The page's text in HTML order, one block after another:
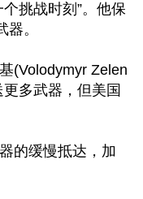
挑战时刻”。他保
。
(Volodymyr Zelen
多武器，但美国
的缓慢抵达，加